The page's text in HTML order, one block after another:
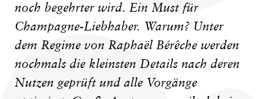
noch begehrter wird. Ein Must für
Champagne-Liebhaber. Warum? Unter
dem Regime von Raphaël Bérêche werden
nochmals die kleinsten Details nach deren
Nutzen geprüft und alle Vorgänge